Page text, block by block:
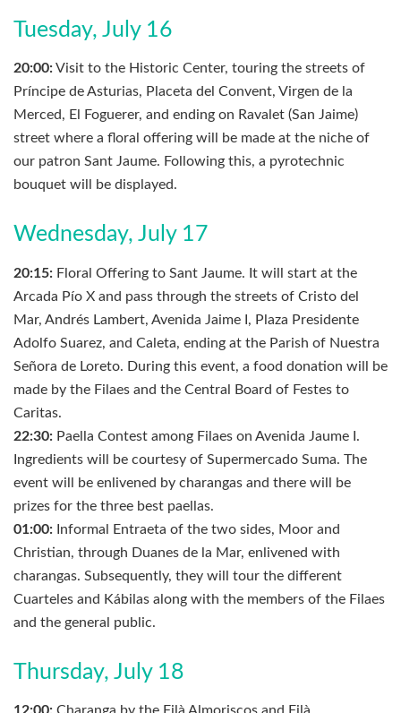
Tuesday, July 16
20:00:Visit to the Historic Center, touring the streets of
Príncipe de Asturias, Placeta del Convent, Virgen de la
Merced, El Foguerer, and ending on Ravalet (San Jaime)
street where a floral offering will be made at the niche of
our patron Sant Jaume. Following this, a pyrotechnic
bouquet will be displayed.
Wednesday, July 17
20:15: Floral Offering to Sant Jaume. It will start at the
Arcada Pío X and pass through the streets of Cristo del
Mar, Andrés Lambert, Avenida Jaime I, Plaza Presidente
Adolfo Suarez, and Caleta, ending at the Parish of Nuestra
Señora de Loreto. During this event, a food donation will be
made by the Filaes and the Central Board of Festes to
Caritas.
22:30: Paella Contest among Filaes on Avenida Jaume I.
Ingredients will be courtesy of Supermercado Suma. The
event will be enlivened by charangas and there will be
prizes for the three best paellas.
01:00: Informal Entraeta of the two sides, Moor and
Christian, through Duanes de la Mar, enlivened with
charangas. Subsequently, they will tour the different
Cuarteles and Kábilas along with the members of the Filaes
and the general public.
Thursday, July 18